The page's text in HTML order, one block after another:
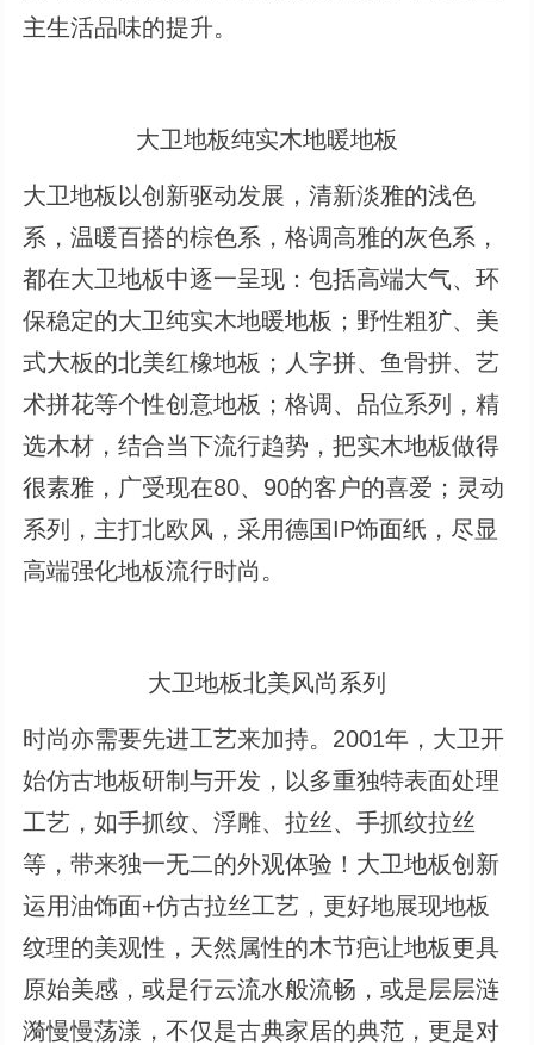
主生活品味的提升。
大卫地板纯实木地暖地板
大卫地板以创新驱动发展，清新淡雅的浅色
系，温暖百搭的棕色系，格调高雅的灰色系，
都在大卫地板中逐一呈现：包括高端大气、环
保稳定的大卫纯实木地暖地板；野性粗犷、美
式大板的北美红橡地板；人字拼、鱼骨拼、艺
术拼花等个性创意地板；格调、品位系列，精
选木材，结合当下流行趋势，把实木地板做得
很素雅，广受现在80、90的客户的喜爱；灵动
系列，主打北欧风，采用德国IP饰面纸，尽显
高端强化地板流行时尚。
大卫地板北美风尚系列
时尚亦需要先进工艺来加持。2001年，大卫开
始仿古地板研制与开发，以多重独特表面处理
工艺，如手抓纹、浮雕、拉丝、手抓纹拉丝
等，带来独一无二的外观体验！大卫地板创新
运用油饰面+仿古拉丝工艺，更好地展现地板
纹理的美观性，天然属性的木节疤让地板更具
原始美感，或是行云流水般流畅，或是层层涟
漪慢慢荡漾，不仅是古典家居的典范，更是对